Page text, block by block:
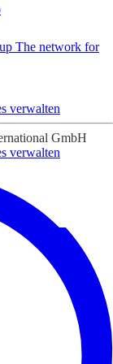
The network for
verwalten
GmbH
verwalten